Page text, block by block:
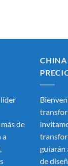
de
a
CHINA
guiarán
de